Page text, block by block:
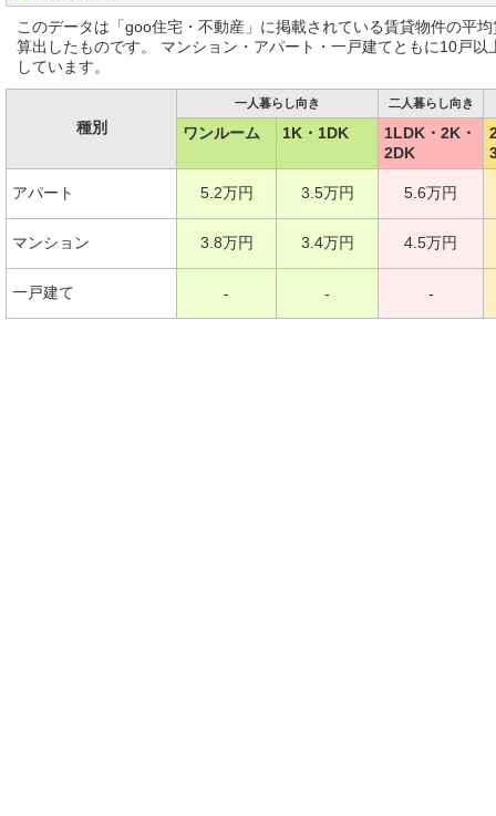
このデータは「goo住宅・不動産」に掲載されている賃貸物件の平
算出したものです。 マンション・アパート・一戸建てともに10戸
しています。
種別
一人暮らし向き 二人暮らし向き
ワンルーム 1K・1DK
1LDK・2K・
2DK
アパート 5.2万円 3.5万円 5.6万円
マンション 3.8万円 3.4万円 4.5万円
一戸建て - - -